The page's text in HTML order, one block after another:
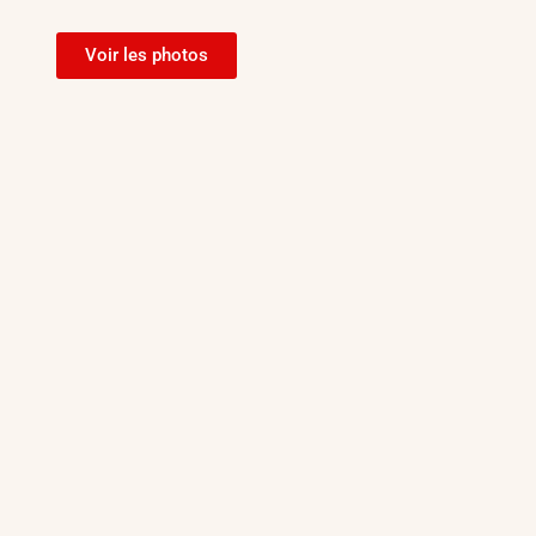
Voir les photos